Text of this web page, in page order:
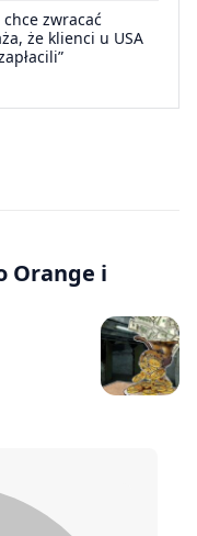
zwracać
że klienci u USA
Orange i